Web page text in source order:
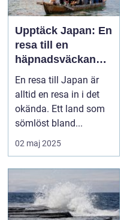
Upptäck Japan: En
resa till en
häpnadsväckande
kultur och natur
En resa till Japan är
alltid en resa in i det
okända. Ett land som
sömlöst bland...
02 maj 2025